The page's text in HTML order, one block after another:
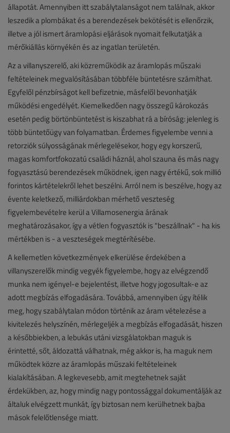
állapotát. Amennyiben itt szabálytalanságot nem találnak, akkor
leszedik a plombákat és a berendezések bekötését is ellenőrzik,
illetve a jól ismert áramlopási eljárások nyomait felkutatják a
mérőkiállás környékén és az ingatlan területén.
Az a villanyszerelő, aki közreműködik az áramlopás műszaki
feltételeinek megvalósításában többféle büntetésre számíthat.
Egyfelől pénzbírságot kell befizetnie, másfelől bevonhatják
működési engedélyét. Kiemelkedően nagy összegű károkozás
esetén pedig börtönbüntetést is kiszabhat rá a bíróság: jelenleg is
több büntetőügy van folyamatban. Érdemes figyelembe venni a
retorziók súlyosságának mérlegelésekor, hogy egy korszerű,
magas komfortfokozatú családi háznál, ahol szauna és más nagy
fogyasztású berendezések működnek, igen nagy értékű, sok millió
forintos kártételekről lehet beszélni. Arról nem is beszélve, hogy az
évente keletkező, milliárdokban mérhető veszteség
figyelembevételre kerül a Villamosenergia árának
meghatározásakor, így a vétlen fogyasztók is "beszállnak" - ha kis
mértékben is - a veszteségek megtérítésébe.
A kellemetlen következmények elkerülése érdekében a
villanyszerelők mindig vegyék figyelembe, hogy az elvégzendő
munka nem igényel-e bejelentést, illetve hogy jogosultak-e az
adott megbízás elfogadására. Továbbá, amennyiben úgy ítélik
meg, hogy szabálytalan módon történik az áram vételezése a
kivitelezés helyszínén, mérlegeljék a megbízás elfogadását, hiszen
a későbbiekben, a lebukás utáni vizsgálatokban maguk is
érintetté, sőt, áldozattá válhatnak, még akkor is, ha maguk nem
működtek közre az áramlopás műszaki feltételeinek
kialakításában. A legkevesebb, amit megtehetnek saját
érdekükben, az, hogy mindig nagy pontossággal dokumentálják az
általuk elvégzett munkát, így biztosan nem kerülhetnek bajba
mások felelőtlensége miatt.